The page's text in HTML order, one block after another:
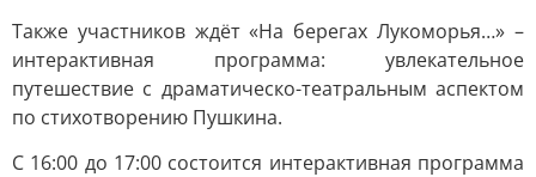
Также участников ждёт «На берегах Лукоморья…» –
интерактивная программа: увлекательное
путешествие с драматическо-театральным аспектом
по стихотворению Пушкина.
С 16:00 до 17:00 состоится интерактивная программа